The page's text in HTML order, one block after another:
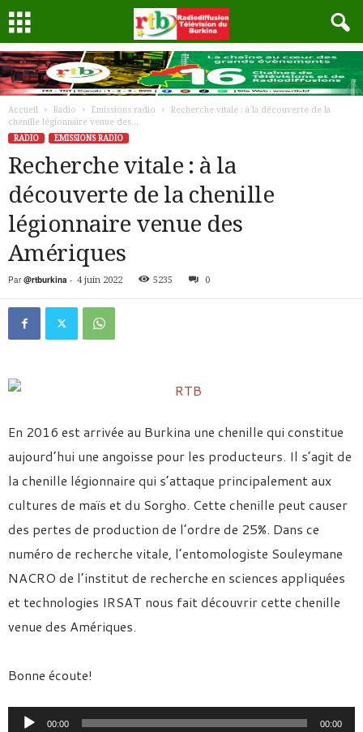
Accueil Radio Emissions radio
Recherche vitale : à la découverte de la
chenille légionnaire venue des...
RADIO
EMISSIONS RADIO
Recherche vitale : à la
découverte de la chenille
légionnaire venue des
Amériques
Par @rtburkina - 4 juin 2022 5235 0
En 2016 est arrivée au Burkina une chenille qui constitue
aujourd’hui une angoisse pour les producteurs. Il s’agit de
la chenille légionnaire qui s’attaque principalement aux
cultures de maïs et du Sorgho. Cette chenille peut causer
des pertes de production de l’ordre de 25%. Dans ce
numéro de recherche vitale, l’entomologiste Souleymane
NACRO de l’institut de recherche en sciences appliquées
et technologies IRSAT nous fait découvrir cette chenille
venue des Amériques.
Bonne écoute!
Lecteur00:00 00:00